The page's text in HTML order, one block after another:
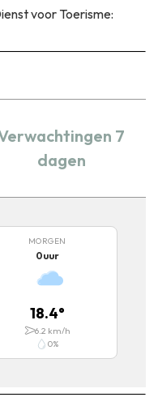
voor Toerisme:
7
dagen
MORGEN
0uur
18.4°
6.2 km/h
0%